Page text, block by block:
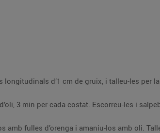
longitudinals d’1 cm de gruix, i talleu-les per
3 min per cada costat. Escorreu-les i
amb fulles d’orenga i amaniu-los amb oli.